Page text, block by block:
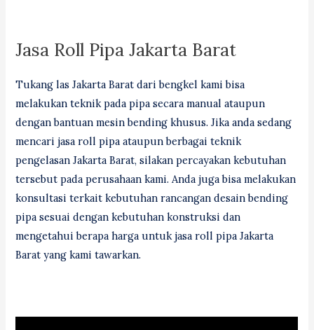
Jasa Roll Pipa Jakarta Barat
Tukang las Jakarta Barat dari bengkel kami bisa
melakukan teknik pada pipa secara manual ataupun
dengan bantuan mesin bending khusus. Jika anda sedang
mencari jasa roll pipa ataupun berbagai teknik
pengelasan Jakarta Barat, silakan percayakan kebutuhan
tersebut pada perusahaan kami. Anda juga bisa melakukan
konsultasi terkait kebutuhan rancangan desain bending
pipa sesuai dengan kebutuhan konstruksi dan
mengetahui berapa harga untuk jasa roll pipa Jakarta
Barat yang kami tawarkan.